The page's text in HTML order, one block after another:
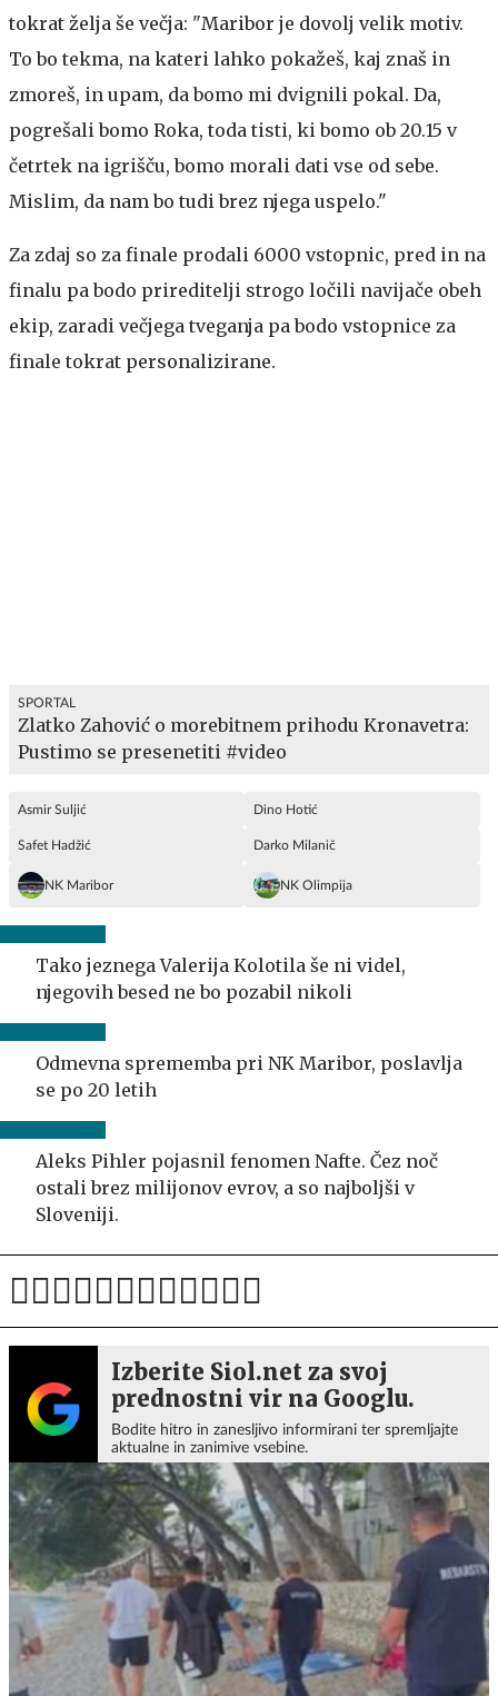
tokrat želja še večja: "Maribor je dovolj velik motiv.
To bo tekma, na kateri lahko pokažeš, kaj znaš in
zmoreš, in upam, da bomo mi dvignili pokal. Da,
pogrešali bomo Roka, toda tisti, ki bomo ob 20.15 v
četrtek na igrišču, bomo morali dati vse od sebe.
Mislim, da nam bo tudi brez njega uspelo."
Za zdaj so za finale prodali 6000 vstopnic, pred in na
finalu pa bodo prireditelji strogo ločili navijače obeh
ekip, zaradi večjega tveganja pa bodo vstopnice za
finale tokrat personalizirane.
SPORTAL
Zlatko Zahović o morebitnem prihodu Kronavetra:
Pustimo se presenetiti #video
Asmir Suljić Dino Hotić
Safet Hadžić Darko Milanič
NK Maribor NK Olimpija
Tako jeznega Valerija Kolotila še ni videl,
njegovih besed ne bo pozabil nikoli
Odmevna sprememba pri NK Maribor, poslavlja
se po 20 letih
Aleks Pihler pojasnil fenomen Nafte. Čez noč
ostali brez milijonov evrov, a so najboljši v
Sloveniji.
Izberite Siol.net za svoj
prednostni vir na Googlu.
Bodite hitro in zanesljivo informirani ter spremljajte
aktualne in zanimive vsebine.